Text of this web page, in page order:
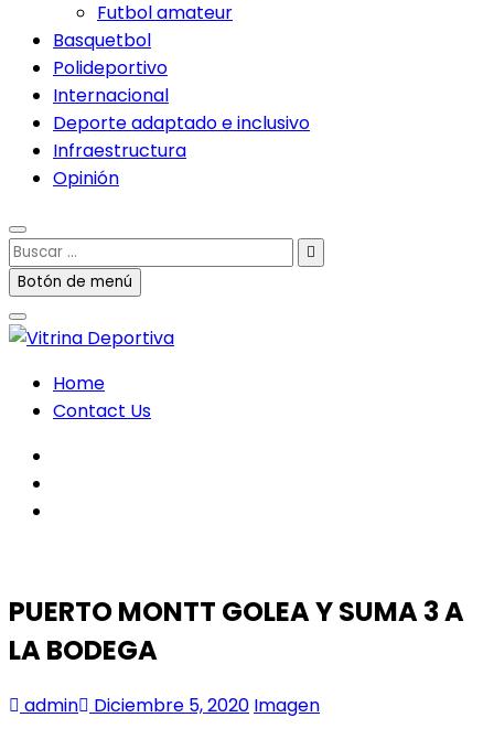
Futbol amateur
Basquetbol
Polideportivo
Internacional
Deporte adaptado e inclusivo
Infraestructura
Opinión
Buscar
…Botón de menú
Home
Contact Us
PUERTO MONTT GOLEA Y SUMA 3 A
LA BODEGA
admin Diciembre 5, 2020 Imagen